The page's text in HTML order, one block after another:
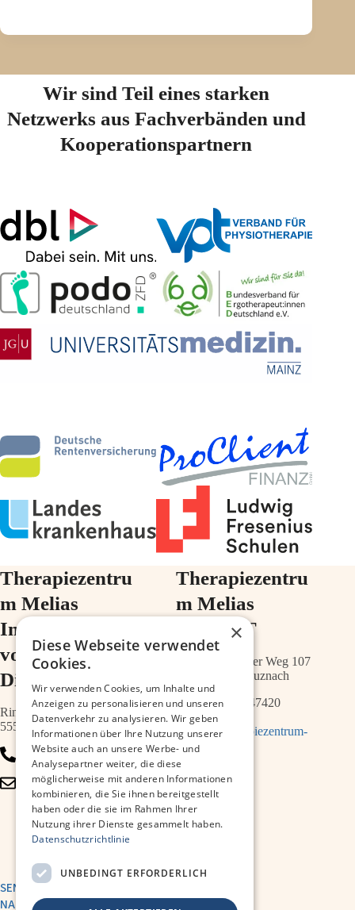
Wir sind Teil eines starken
Netzwerks aus Fachverbänden und
Kooperationspartnern
Therapiezentru
m Melias
Im Ärztehaus
vor der
Diakonie
Ringstr.64a
55543 Bad Kreuznach
0671 – 79467700
info@therapiezentrum-
kh.de
Therapiezentru
m Melias
im ZIMT
Schwabenheimer Weg 107
55543 Bad Kreuznach
0671 – 21547420
info@therapiezentrum-
melias.de
SENDE UNS EINE
NACHRICHT
×
Diese Webseite verwendet
Cookies.
Wir verwenden Cookies, um Inhalte und
Anzeigen zu personalisieren und unseren
Datenverkehr zu analysieren. Wir geben
Informationen über Ihre Nutzung unserer
Website auch an unsere Werbe- und
Analysepartner weiter, die diese
möglicherweise mit anderen Informationen
kombinieren, die Sie ihnen bereitgestellt
haben oder die sie im Rahmen Ihrer
Nutzung ihrer Dienste gesammelt haben.
Datenschutzrichtlinie
UNBEDINGT ERFORDERLICH